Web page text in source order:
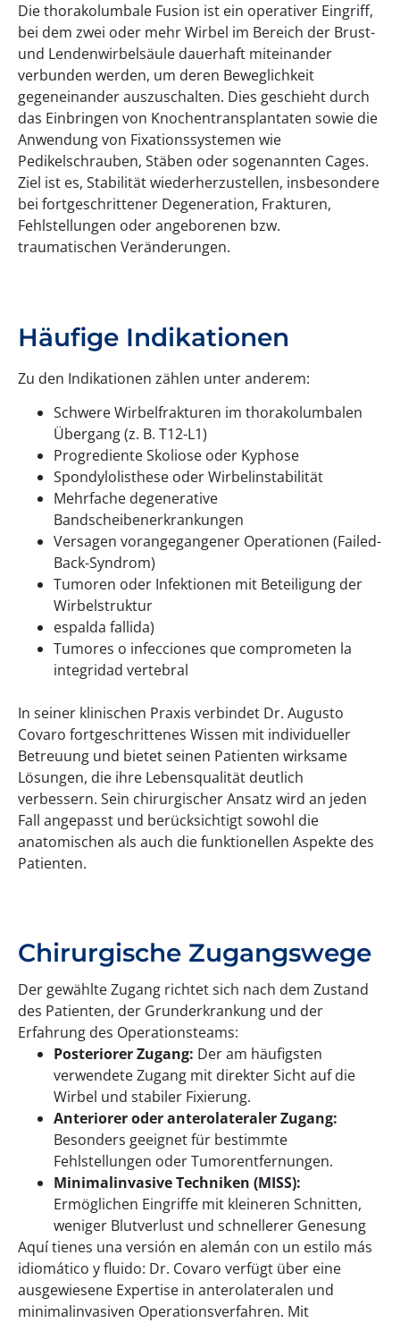
Die thorakolumbale Fusion ist ein operativer Eingriff,
bei dem zwei oder mehr Wirbel im Bereich der Brust-
und Lendenwirbelsäule dauerhaft miteinander
verbunden werden, um deren Beweglichkeit
gegeneinander auszuschalten. Dies geschieht durch
das Einbringen von Knochentransplantaten sowie die
Anwendung von Fixationssystemen wie
Pedikelschrauben, Stäben oder sogenannten Cages.
Ziel ist es, Stabilität wiederherzustellen, insbesondere
bei fortgeschrittener Degeneration, Frakturen,
Fehlstellungen oder angeborenen bzw.
traumatischen Veränderungen.
Häufige Indikationen
Zu den Indikationen zählen unter anderem:
Schwere Wirbelfrakturen im thorakolumbalen
Übergang (z. B. T12-L1)
Progrediente Skoliose oder Kyphose
Spondylolisthese oder Wirbelinstabilität
Mehrfache degenerative
Bandscheibenerkrankungen
Versagen vorangegangener Operationen (Failed-
Back-Syndrom)
Tumoren oder Infektionen mit Beteiligung der
Wirbelstruktur
espalda fallida)
Tumores o infecciones que comprometen la
integridad vertebral
In seiner klinischen Praxis verbindet Dr. Augusto
Covaro fortgeschrittenes Wissen mit individueller
Betreuung und bietet seinen Patienten wirksame
Lösungen, die ihre Lebensqualität deutlich
verbessern. Sein chirurgischer Ansatz wird an jeden
Fall angepasst und berücksichtigt sowohl die
anatomischen als auch die funktionellen Aspekte des
Patienten.
Chirurgische Zugangswege
Der gewählte Zugang richtet sich nach dem Zustand
des Patienten, der Grunderkrankung und der
Erfahrung des Operationsteams:
Posteriorer Zugang: Der am häufigsten
verwendete Zugang mit direkter Sicht auf die
Wirbel und stabiler Fixierung.
Anteriorer oder anterolateraler Zugang:
Besonders geeignet für bestimmte
Fehlstellungen oder Tumorentfernungen.
Minimalinvasive Techniken (MISS):
Ermöglichen Eingriffe mit kleineren Schnitten,
weniger Blutverlust und schnellerer Genesung
Aquí tienes una versión en alemán con un estilo más
idiomático y fluido: Dr. Covaro verfügt über eine
ausgewiesene Expertise in anterolateralen und
minimalinvasiven Operationsverfahren. Mit